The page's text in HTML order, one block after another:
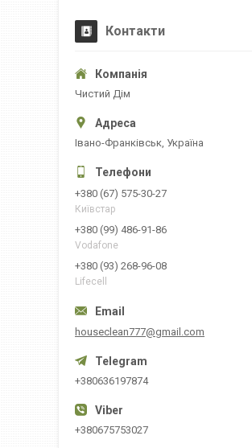
Контакти
Чистий Дім
Івано-Франківськ, Україна
+380 (67) 575-30-27
Київстар
+380 (99) 486-91-86
Vodafone
+380 (93) 268-96-08
Lifecell
houseclean777@gmail.com
+380636197874
+380675753027